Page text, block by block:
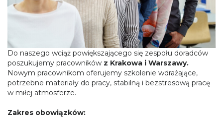
Do naszego wciąż powiększającego się zespołu doradców
poszukujemy pracowników z Krakowa i Warszawy.
Nowym pracownikom oferujemy szkolenie wdrażające,
potrzebne materiały do pracy, stabilną i bezstresową pracę
w miłej atmosferze.
Zakres obowiązków: